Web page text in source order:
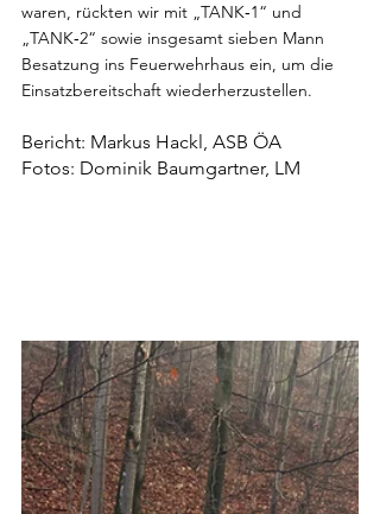
waren, rückten wir mit „TANK‑1“ und
„TANK‑2“ sowie insgesamt sieben Mann
Besatzung ins Feuerwehrhaus ein, um die
Einsatzbereitschaft wiederherzustellen.
Bericht: Markus Hackl, ASB ÖA
Fotos: Dominik Baumgartner, LM